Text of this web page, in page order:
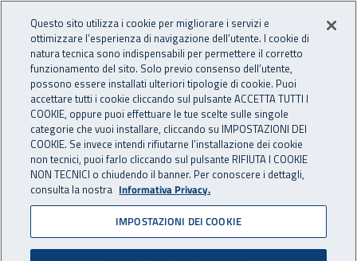
INAIL - Istituto Nazionale
Apri cerca
Navigazione principale
Navigazione - Ti trovi in:
Home Inail comunica Avvisi
Volterra - Uffici chiusi per la
festività Santo Patrono
Nella giornata del 5 giugno 2019 restano chiusi
Questo sito utilizza i cookie per migliorare i servizi e
ottimizzare l’esperienza di navigazione dell’utente. I cookie di
natura tecnica sono indispensabili per permettere il corretto
funzionamento del sito. Solo previo consenso dell’utente,
possono essere installati ulteriori tipologie di cookie. Puoi
accettare tutti i cookie cliccando sul pulsante ACCETTA TUTTI I
COOKIE, oppure puoi effettuare le tue scelte sulle singole
categorie che vuoi installare, cliccando su IMPOSTAZIONI DEI
COOKIE. Se invece intendi rifiutarne l’installazione dei cookie
non tecnici, puoi farlo cliccando sul pulsante RIFIUTA I COOKIE
NON TECNICI o chiudendo il banner. Per conoscere i dettagli,
consulta la nostra Informativa Privacy.
IMPOSTAZIONI DEI COOKIE